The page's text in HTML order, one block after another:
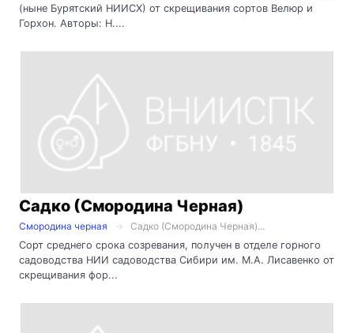
(ныне Бурятский НИИСХ) от скрещивания сортов Велюр и
Горхон. Авторы: Н....
Садко (Смородина Черная)
Смородина черная
Садко (Смородина Черная)...
Сорт среднего срока созревания, получен в отделе горного
садоводства НИИ садоводства Сибири им. М.А. Лисавенко от
скрещивания фор...